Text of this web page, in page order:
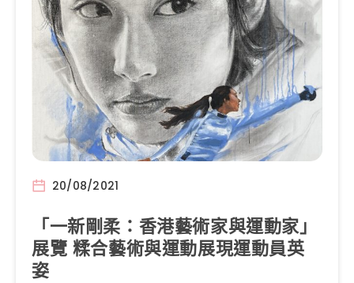
20/08/2021
「一新剛柔：香港藝術家與運動家」
展覽 糅合藝術與運動展現運動員英
姿